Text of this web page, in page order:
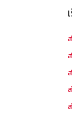
ห
รั
บ